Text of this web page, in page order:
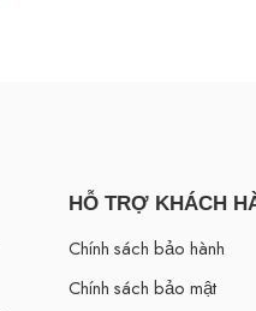
HỖ TRỢ KHÁCH
Chính sách bảo hành
Chính sách bảo mật